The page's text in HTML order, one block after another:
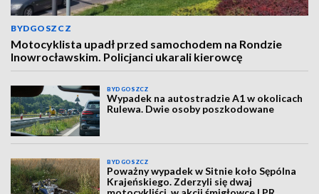
BYDGOSZCZ
Motocyklista upadł przed samochodem na Rondzie
Inowrocławskim. Policjanci ukarali kierowcę
BYDGOSZCZ
Wypadek na autostradzie A1 w okolicach
Rulewa. Dwie osoby poszkodowane
BYDGOSZCZ
Poważny wypadek w Sitnie koło Sępólna
Krajeńskiego. Zderzyli się dwaj